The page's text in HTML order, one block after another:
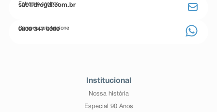
Entre em contato
sac@drogal.com.br
Compre pelo telefone
0800 347 0000
Institucional
Nossa história
Especial 90 Anos